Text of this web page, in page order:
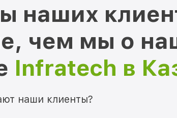
наших
чем мы о
Infratech в
наши клиенты?